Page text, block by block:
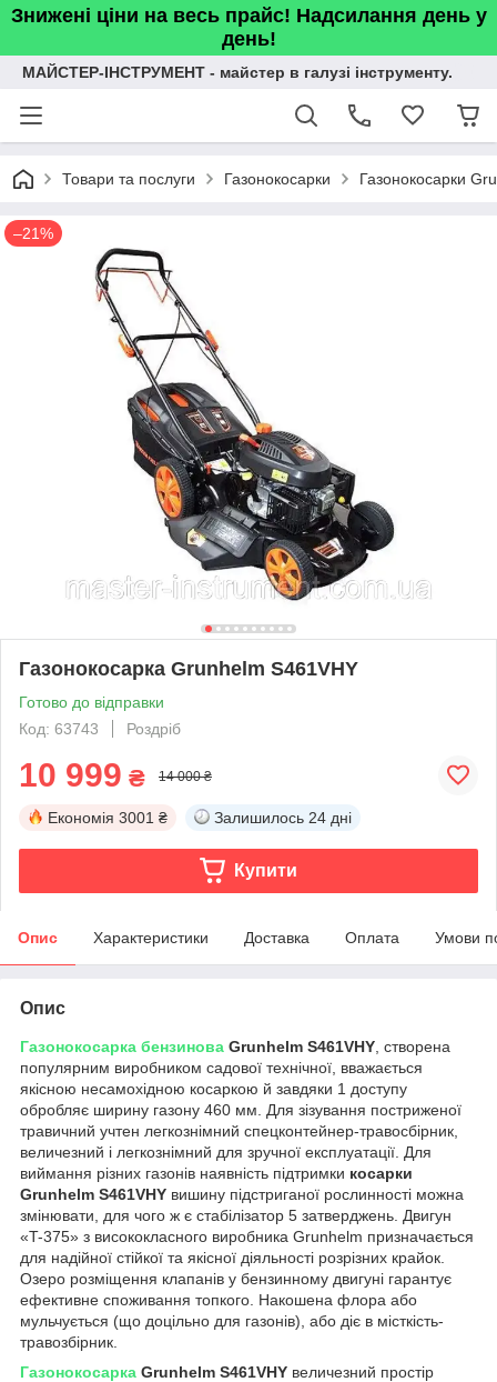
Знижені ціни на весь прайс! Надсилання день у
день!
МАЙСТЕР-ІНСТРУМЕНТ - майстер в галузі інструменту.
Товари та послуги Газонокосарки Газонокосарки
–21%
Газонокосарка Grunhelm S461VHY
Готово до відправки
Код: 63743
Роздріб
10 999 ₴ 14 000 ₴
Економія 3001 ₴ Залишилось 24 дні
Купити
Опис Характеристики Доставка Оплата Умови
Опис
Газонокосарка бензинова Grunhelm S461VHY , створена
популярним виробником садової технічної, вважається
якісною несамохідною косаркою й завдяки 1 доступу
обробляє ширину газону 460 мм. Для зізування постриженої
травичний учтен легкознімний спецконтейнер-травосбірник,
величезний і легкознімний для зручної експлуатації. Для
виймання різних газонів наявність підтримки косарки
Grunhelm S461VHY вишину підстриганої рослинності можна
змінювати, для чого ж є стабілізатор 5 затверджень. Двигун
«T-375» з висококласного виробника Grunhelm призначається
для надійної стійкої та якісної діяльності розрізних крайок.
Озеро розміщення клапанів у бензинному двигуні гарантує
ефективне споживання топкого. Накошена флора або
мульчується (що доцільно для газонів), або діє в місткість-
травозбірник.
Газонокосарка Grunhelm S461VHY величезний простір